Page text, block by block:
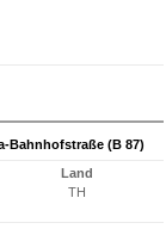
Bahnhofstraße (B 87)
Land
TH